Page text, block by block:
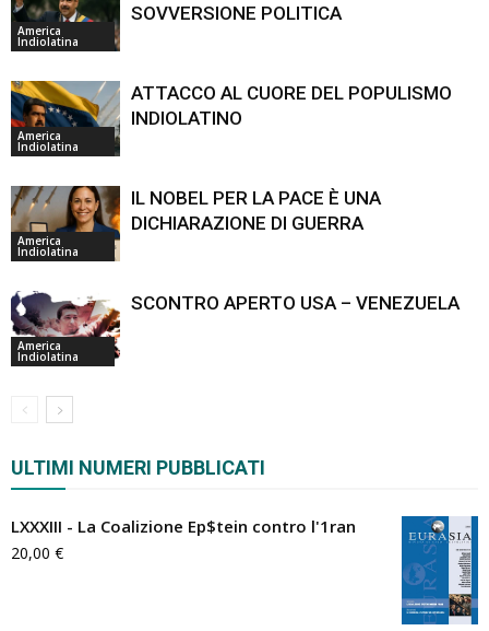
America
Indiolatina
SOVVERSIONE POLITICA
America
Indiolatina
ATTACCO AL CUORE DEL POPULISMO
INDIOLATINO
America
Indiolatina
IL NOBEL PER LA PACE È UNA
DICHIARAZIONE DI GUERRA
America
Indiolatina
SCONTRO APERTO USA – VENEZUELA
ULTIMI NUMERI PUBBLICATI
LXXXIII - La Coalizione Ep$tein contro l'1ran
20,00 €